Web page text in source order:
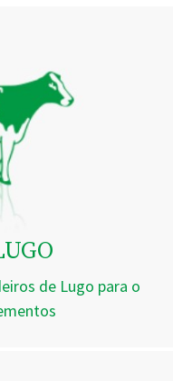
de Lugo para o